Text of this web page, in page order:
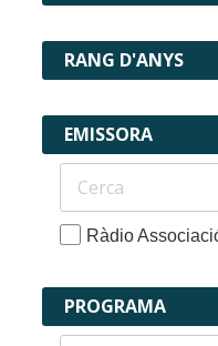
RANG D'ANYS
EMISSORA
Ràdio
PROGRAMA